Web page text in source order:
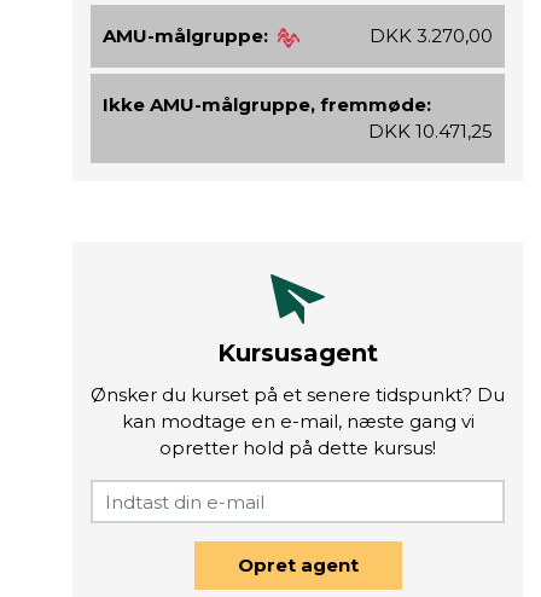
AMU-målgruppe: DKK 3.270,00
Ikke AMU-målgruppe, fremmøde:
DKK 10.471,25
Kursusagent
Ønsker du kurset på et senere tidspunkt? Du
kan modtage en e-mail, næste gang vi
opretter hold på dette kursus!
Opret agent